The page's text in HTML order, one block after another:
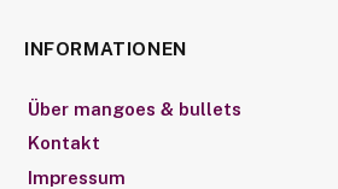
INFORMATIONEN
Über mangoes & bullets
Kontakt
Impressum